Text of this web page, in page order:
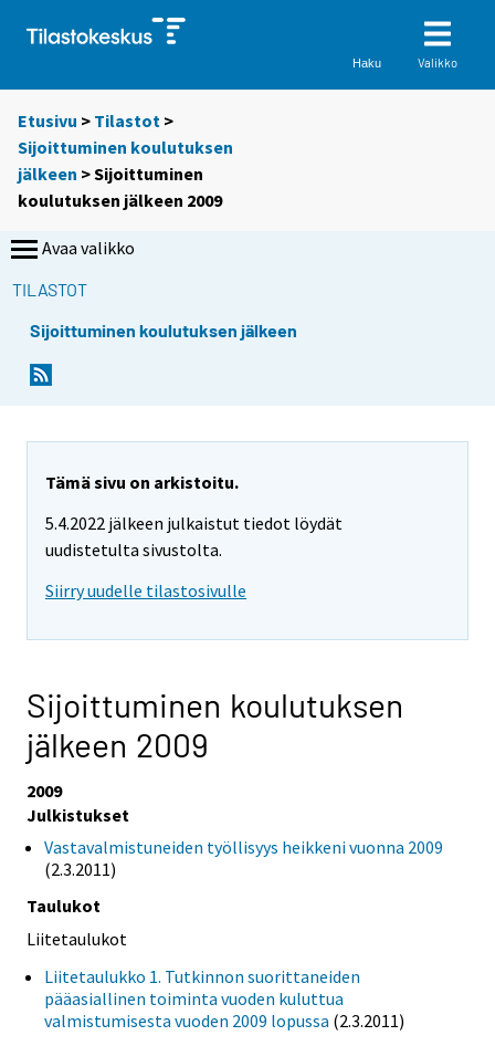
Haku Valikko
Etusivu > Tilastot >
Sijoittuminen koulutuksen
jälkeen > Sijoittuminen
koulutuksen jälkeen 2009
Avaa valikko
TILASTOT
Sijoittuminen koulutuksen jälkeen
Tämä sivu on arkistoitu.
5.4.2022 jälkeen julkaistut tiedot löydät
uudistetulta sivustolta.
Siirry uudelle tilastosivulle
Sijoittuminen koulutuksen
jälkeen 2009
2009
Julkistukset
Vastavalmistuneiden työllisyys heikkeni vuonna 2009
(2.3.2011)
Taulukot
Liitetaulukot
Liitetaulukko 1. Tutkinnon suorittaneiden
pääasiallinen toiminta vuoden kuluttua
valmistumisesta vuoden 2009 lopussa (2.3.2011)